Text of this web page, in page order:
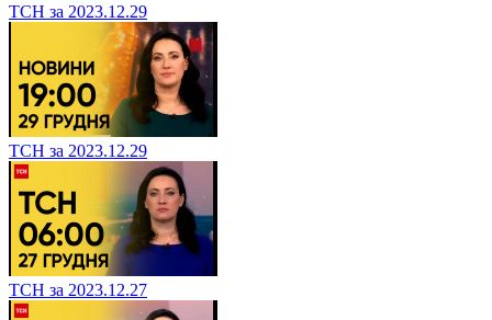
ТСН за 2023.12.29
ТСН за 2023.12.29
ТСН за 2023.12.27